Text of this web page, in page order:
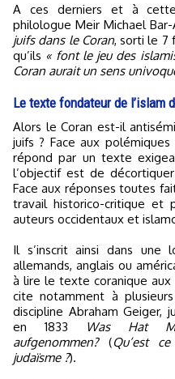
A ces derniers et à
philologue Meir Michael
juifs dans le Coran, sorti le 7
qu’ils « font le jeu des
Coran aurait un sens
Le texte fondateur de l’islam
Alors le Coran est-il antisémite ? Appelle-t-il à la haine des
juifs ? Face aux
répond par un texte
l’objectif est de
Face aux réponses toutes
travail historico-critique et
auteurs occidentaux et
Il s’inscrit ainsi dans une
allemands, anglais ou
à lire le texte coranique
cite notamment à
discipline Abraham Geiger,
en 1833
Was Hat
aufgenommen?(Qu’est
judaïsme ?).